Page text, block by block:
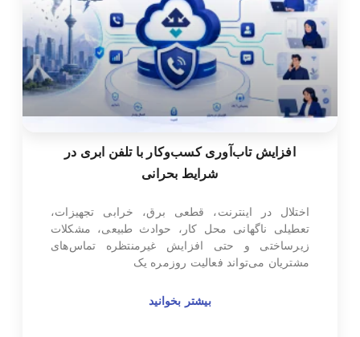
افزایش تاب‌آوری کسب‌وکار با تلفن ابری در
شرایط بحرانی
اختلال در اینترنت، قطعی برق، خرابی تجهیزات،
تعطیلی ناگهانی محل کار، حوادث طبیعی، مشکلات
زیرساختی و حتی افزایش غیرمنتظره تماس‌های
مشتریان می‌تواند فعالیت روزمره یک
بیشتر بخوانید